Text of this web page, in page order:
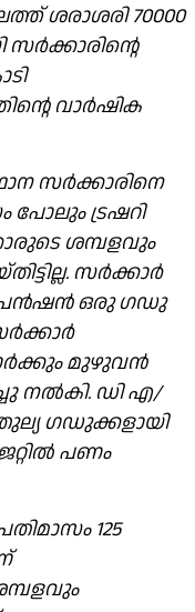
ശരാശരി 70000
വാർഷിക
സർക്കാരിനെ
പോലും ട്രഷറി
ശമ്പളവും
സർക്കാർ
ഒരു ഗഡു
മുഴുവൻ
നൽകി. ഡി എ/
ഗഡുക്കളായി
പണം
125